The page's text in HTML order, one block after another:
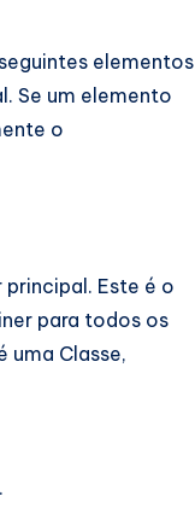
elementos
Se um elemento
o
Este é o
para todos os
uma Classe,